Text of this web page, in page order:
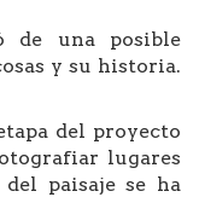
de una posible
y su historia.
del proyecto
lugares
paisaje se ha